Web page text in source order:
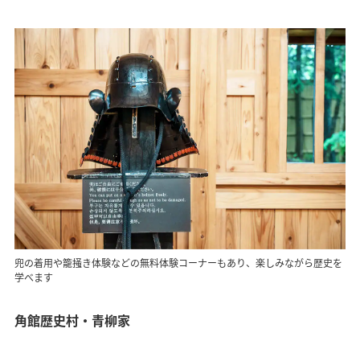
兜の着用や籠掻き体験などの無料体験コーナーもあり、楽しみながら歴史を
学べます
角館歴史村・青柳家